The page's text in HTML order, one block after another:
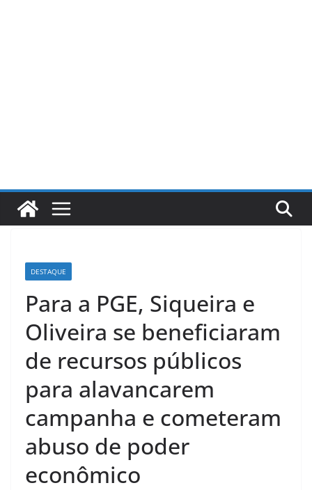
DESTAQUE
Para a PGE, Siqueira e
Oliveira se beneficiaram
de recursos públicos
para alavancarem
campanha e cometeram
abuso de poder
econômico